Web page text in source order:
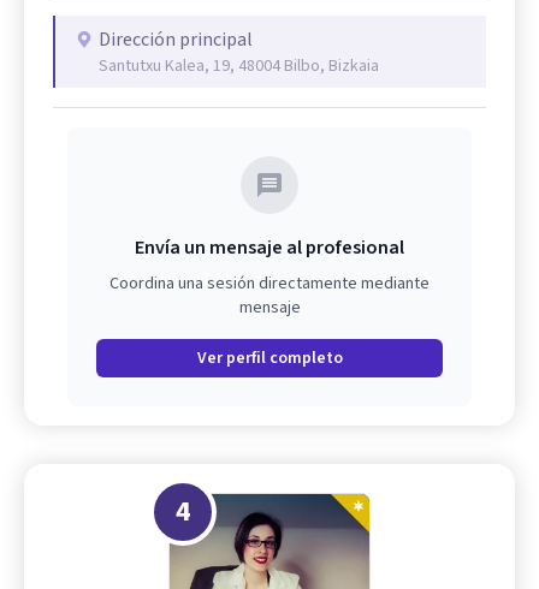
Dirección principal
Santutxu Kalea, 19, 48004 Bilbo, Bizkaia
Envía un mensaje al profesional
Coordina una sesión directamente mediante
mensaje
Ver perfil completo
4